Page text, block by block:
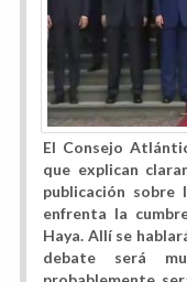
El Consejo
que explican
publicación sobre
enfrenta la
Haya. Allí se
debate será